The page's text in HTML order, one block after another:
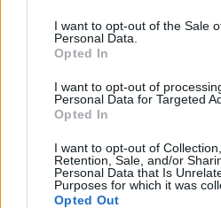
I want to opt-out of the Sale
Personal Data.
Opted In
I want to opt-out of
Personal Data for Targeted
Opted In
I want to opt-out of
Retention, Sale, and/or
Personal Data that Is
Purposes for which it was
Opted Out
së tij
në